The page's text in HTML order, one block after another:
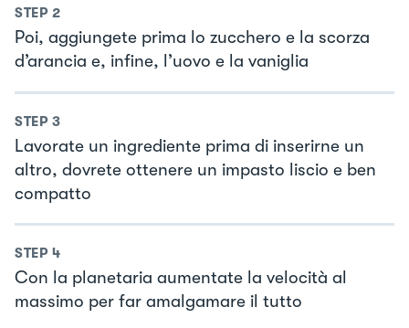
STEP 2
Poi, aggiungete prima lo zucchero e la scorza
d’arancia e, infine, l’uovo e la vaniglia
STEP 3
Lavorate un ingrediente prima di inserirne un
altro, dovrete ottenere un impasto liscio e ben
compatto
STEP 4
Con la planetaria aumentate la velocità al
massimo per far amalgamare il tutto